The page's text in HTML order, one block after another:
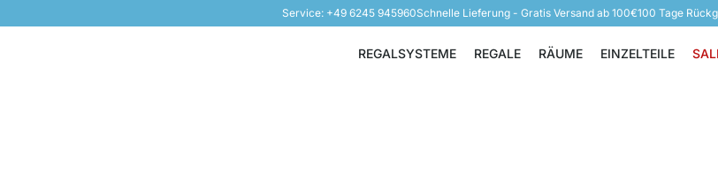
Service: +49 6245 945960Schnelle Lieferung - Gratis Versand ab 100€100 Tage
REGALSYSTEME
Regalsysteme
REGALE
Regale
RÄUME
Räume
EINZELTEILE